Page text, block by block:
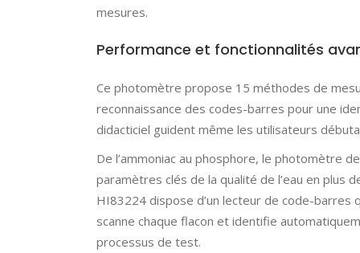
mesures.
Performance et fonctionnalités
Ce photomètre propose 15 méthodes de
reconnaissance des codes-barres pour une
didacticiel guident même les utilisateurs
De l’ammoniac au phosphore, le photomètre
paramètres clés de la qualité de l’eau en plus
HI83224 dispose d’un lecteur de code-barres
scanne chaque flacon et identifie
processus de test.